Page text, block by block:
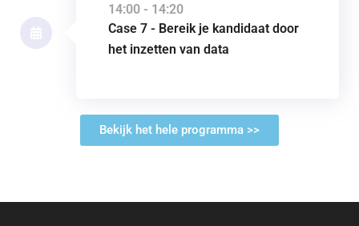
14:00 - 14:20
Case 7 - Bereik je kandidaat door
het inzetten van data
Bekijk het hele programma >>